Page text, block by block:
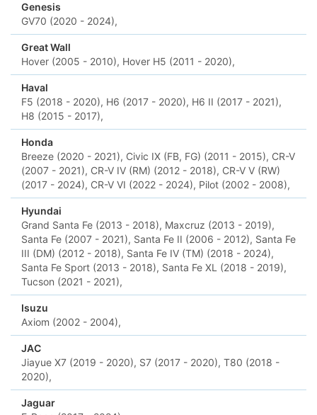
Genesis
GV70 (2020 - 2024),
Great Wall
Hover (2005 - 2010), Hover H5 (2011 - 2020),
Haval
F5 (2018 - 2020), H6 (2017 - 2020), H6 II (2017 - 2021),
H8 (2015 - 2017),
Honda
Breeze (2020 - 2021), Civic IX (FB, FG) (2011 - 2015), CR-V
(2007 - 2021), CR-V IV (RM) (2012 - 2018), CR-V V (RW)
(2017 - 2024), CR-V VI (2022 - 2024), Pilot (2002 - 2008),
Hyundai
Grand Santa Fe (2013 - 2018), Maxcruz (2013 - 2019),
Santa Fe (2007 - 2021), Santa Fe II (2006 - 2012), Santa Fe
III (DM) (2012 - 2018), Santa Fe IV (TM) (2018 - 2024),
Santa Fe Sport (2013 - 2018), Santa Fe XL (2018 - 2019),
Tucson (2021 - 2021),
Isuzu
Axiom (2002 - 2004),
JAC
Jiayue X7 (2019 - 2020), S7 (2017 - 2020), T80 (2018 -
2020),
Jaguar